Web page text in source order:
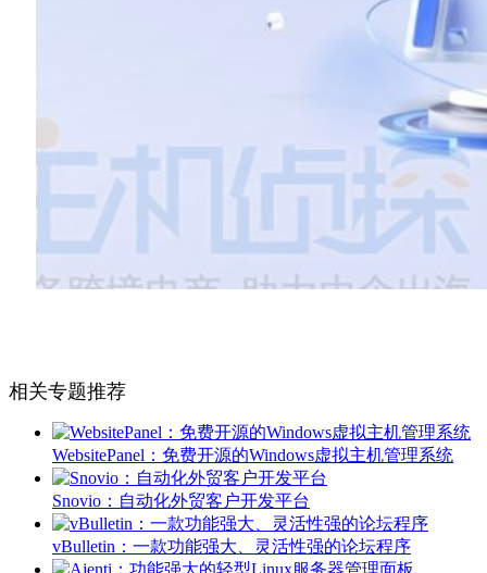
相关专题推荐
WebsitePanel：免费开源的Windows虚拟主机管理系统
Snovio：自动化外贸客户开发平台
vBulletin：一款功能强大、灵活性强的论坛程序